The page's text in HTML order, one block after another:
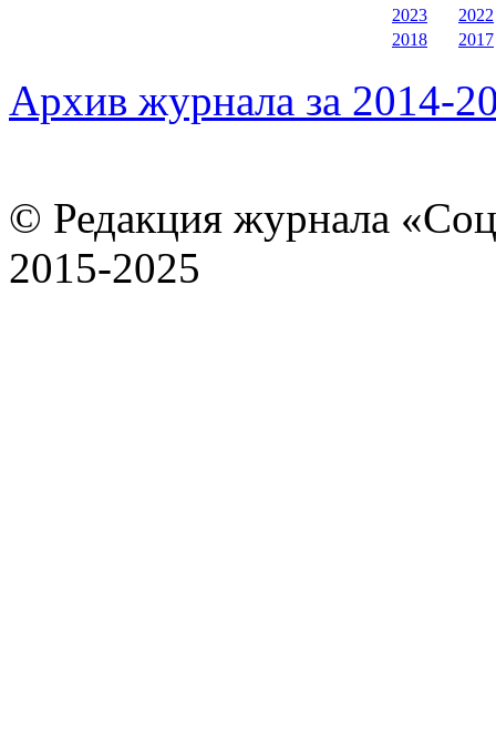
2023
2022
2018
2017
Архив журнала за 2014-
© Редакция журнала
2015-2025